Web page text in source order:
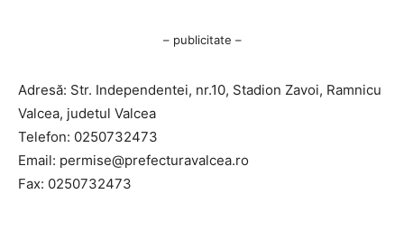
– publicitate –
Adresă: Str. Independentei, nr.10, Stadion Zavoi, Ramnicu
Valcea, judetul Valcea
Telefon: 0250732473
Email: permise@prefecturavalcea.ro
Fax: 0250732473